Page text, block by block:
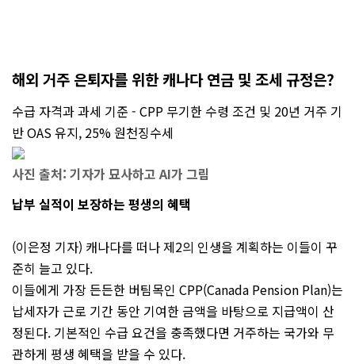
해외 거주 은퇴자를 위한 캐나다 연금 및 조세 규정은?
수급 자격과 과세 기준 - CPP 무기한 수령 조건 및 20년 거주 기
반 OAS 유지, 25% 원천징수세
사진 출처: 기자가 묘사하고 AI가 그림
납부 실적이 보장하는 평생의 혜택
(이은정 기자) 캐나다를 떠나 제2의 인생을 계획하는 이들이 꾸
준히 늘고 있다.
이들에게 가장 든든한 버팀목인 CPP(Canada Pension Plan)는
납세자가 근로 기간 동안 기여한 금액을 바탕으로 지급액이 산
정된다. 기본적인 수급 요건을 충족했다면 거주하는 국가와 무
관하게 평생 혜택을 받을 수 있다.